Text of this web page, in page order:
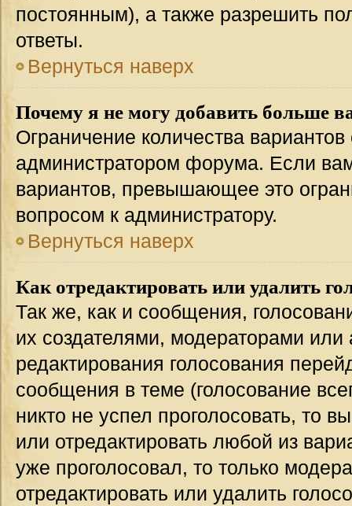
постоянным), а также разрешить
ответы.
Вернуться наверх
Почему я не могу добавить больше
Ограничение количества вариантов
администратором форума. Если
вариантов, превышающее это
вопросом к администратору.
Вернуться наверх
Как отредактировать или удалить
Так же, как и сообщения,
их создателями, модераторами
редактирования голосования
сообщения в теме (голосование
никто не успел проголосовать, то
или отредактировать любой из
уже проголосовал, то только
отредактировать или удалить